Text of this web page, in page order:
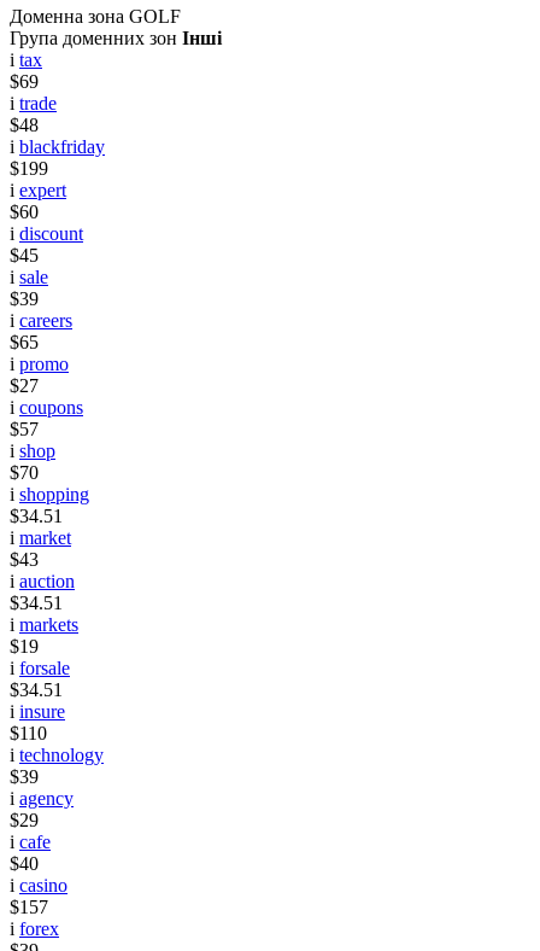
Доменна зона GOLF
Група доменних зон Інші
i tax
$69
i trade
$48
i blackfriday
$199
i expert
$60
i discount
$45
i sale
$39
i careers
$65
i promo
$27
i coupons
$57
i shop
$70
i shopping
$34.51
i market
$43
i auction
$34.51
i markets
$19
i forsale
$34.51
i insure
$110
i technology
$39
i agency
$29
i cafe
$40
i casino
$157
i forex